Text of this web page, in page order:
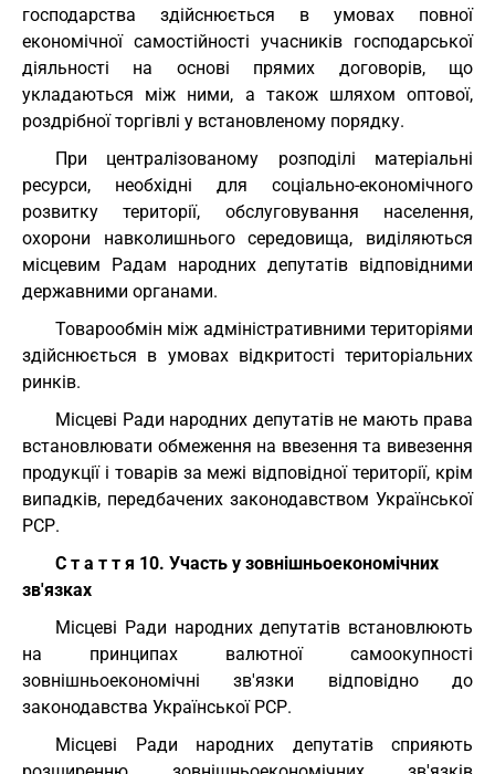
господарства здійснюється в умовах повної
економічної самостійності учасників господарської
діяльності на основі прямих договорів, що
укладаються між ними, а також шляхом оптової,
роздрібної торгівлі у встановленому порядку.
При централізованому розподілі матеріальні
ресурси, необхідні для соціально-економічного
розвитку території, обслуговування населення,
охорони навколишнього середовища, виділяються
місцевим Радам народних депутатів відповідними
державними органами.
Товарообмін між адміністративними територіями
здійснюється в умовах відкритості територіальних
ринків.
Місцеві Ради народних депутатів не мають права
встановлювати обмеження на ввезення та вивезення
продукції і товарів за межі відповідної території, крім
випадків, передбачених законодавством Української
РСР.
С т а т т я 10. Участь у зовнішньоекономічних
зв'язках
Місцеві Ради народних депутатів встановлюють
на принципах валютної самоокупності
зовнішньоекономічні зв'язки відповідно до
законодавства Української РСР.
Місцеві Ради народних депутатів сприяють